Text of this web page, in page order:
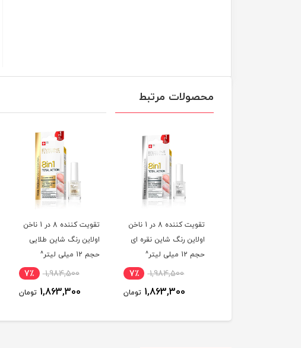
محصولات مرتبط
تقویت کننده 8 در 1 ناخن
اولاین رنگ شاین نقره ای
حجم 12 میلی لیتر^
1,984,500 7٪
1,863,300 تومان
تقویت کننده 8 در 1 ناخن
اولاین رنگ شاین طلایی
حجم 12 میلی لیتر^
1,984,500 7٪
1,863,300 تومان